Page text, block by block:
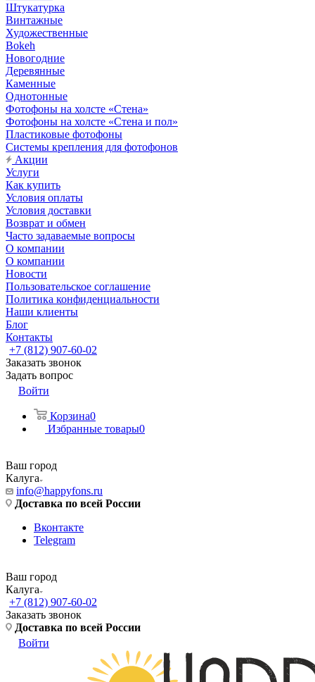
Штукатурка
Винтажные
Художественные
Bokeh
Новогодние
Деревянные
Каменные
Однотонные
Фотофоны на холсте «Стена»
Фотофоны на холсте «Стена и пол»
Пластиковые фотофоны
Системы крепления для фотофонов
Акции
Услуги
Как купить
Условия оплаты
Условия доставки
Возврат и обмен
Часто задаваемые вопросы
О компании
О компании
Новости
Пользовательское соглашение
Политика конфиденциальности
Наши клиенты
Блог
Контакты
+7 (812) 907-60-02
Заказать звонок
Задать вопрос
Войти
Корзина0
Избранные товары0
Ваш город
Калуга
info@happyfons.ru
Доставка по всей России
Вконтакте
Telegram
Ваш город
Калуга
+7 (812) 907-60-02
Заказать звонок
Доставка по всей России
Войти